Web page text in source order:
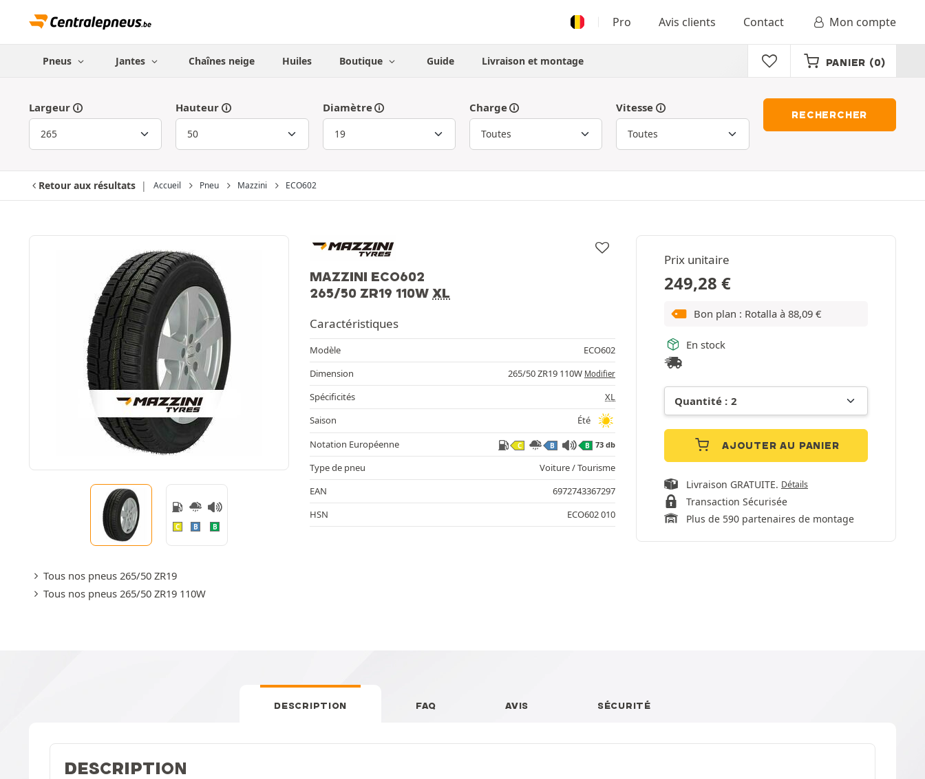
Pro Avis clients Contact Mon compte
Pneus Jantes Chaînes neige Huiles Boutique Guide Livraison et montage PANIER (0)
Largeur Hauteur Diamètre Charge Vitesse
RECHERCHER
Retour aux résultats Accueil Pneu Mazzini ECO602
MAZZINI ECO602
265/50 ZR19 110W XL
C B B
Tous nos pneus 265/50 ZR19
Tous nos pneus 265/50 ZR19 110W
Prix unitaire
249,28 €
Bon plan : Rotalla à 88,09 €
En stock
AJOUTER AU PANIER
Livraison GRATUITE. Détails
Transaction Sécurisée
Plus de 590 partenaires de montage
Caractéristiques
Modèle
ECO602
Dimension
265/50 ZR19 110W Modifier
Spécificités
XL
Saison
Été
Notation Européenne
C B B 73 db
Type de pneu
Voiture / Tourisme
EAN
6972743367297
HSN
ECO602 010
DESCRIPTION FAQ AVIS SÉCURITÉ
DESCRIPTION